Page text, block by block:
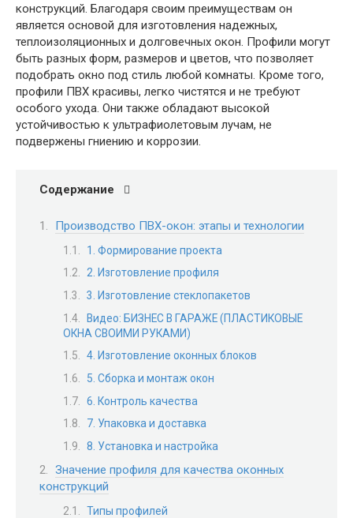
конструкций. Благодаря своим преимуществам он
является основой для изготовления надежных,
теплоизоляционных и долговечных окон. Профили могут
быть разных форм, размеров и цветов, что позволяет
подобрать окно под стиль любой комнаты. Кроме того,
профили ПВХ красивы, легко чистятся и не требуют
особого ухода. Они также обладают высокой
устойчивостью к ультрафиолетовым лучам, не
подвержены гниению и коррозии.
Содержание
Производство ПВХ-окон: этапы и технологии
1. Формирование проекта
2. Изготовление профиля
3. Изготовление стеклопакетов
Видео: БИЗНЕС В ГАРАЖЕ (ПЛАСТИКОВЫЕ
ОКНА СВОИМИ РУКАМИ)
4. Изготовление оконных блоков
5. Сборка и монтаж окон
6. Контроль качества
7. Упаковка и доставка
8. Установка и настройка
Значение профиля для качества оконных
конструкций
Типы профилей